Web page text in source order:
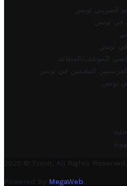
الضريبي تونس
في تونس
تونس
للموظف/المتقاعد
المقيمين في تونس
تونس
2025 © Trovit. All Rights Reserved.
Powered By MegaWeb